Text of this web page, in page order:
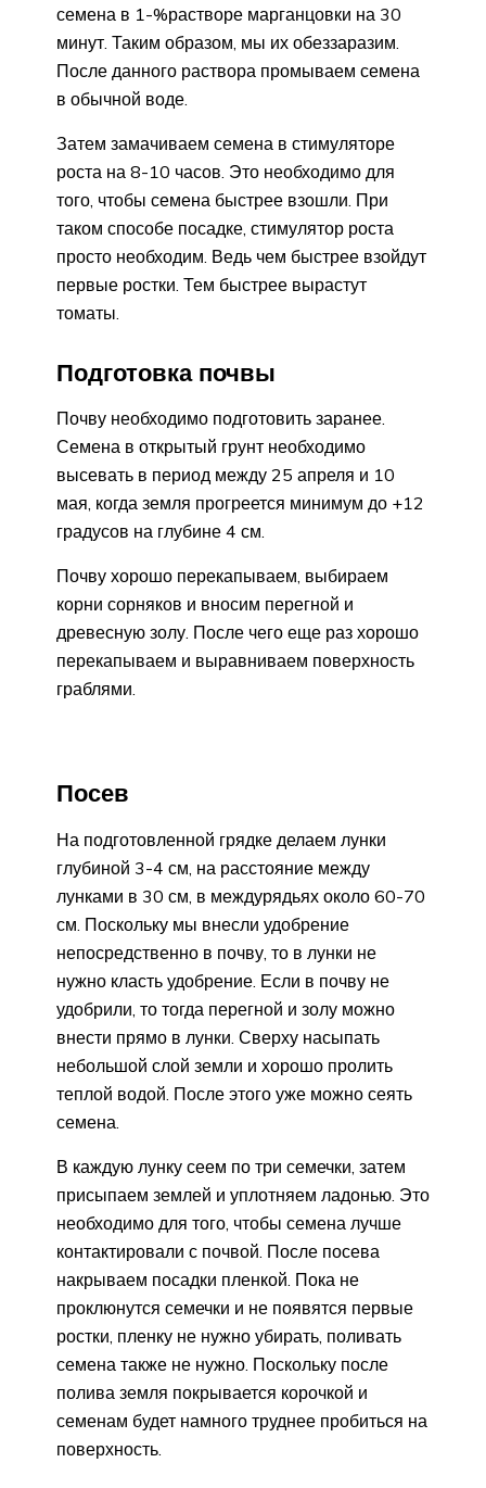
семена в 1-%растворе марганцовки на 30
минут. Таким образом, мы их обеззаразим.
После данного раствора промываем семена
в обычной воде.
Затем замачиваем семена в стимуляторе
роста на 8-10 часов. Это необходимо для
того, чтобы семена быстрее взошли. При
таком способе посадке, стимулятор роста
просто необходим. Ведь чем быстрее взойдут
первые ростки. Тем быстрее вырастут
томаты.
Подготовка почвы
Почву необходимо подготовить заранее.
Семена в открытый грунт необходимо
высевать в период между 25 апреля и 10
мая, когда земля прогреется минимум до +12
градусов на глубине 4 см.
Почву хорошо перекапываем, выбираем
корни сорняков и вносим перегной и
древесную золу. После чего еще раз хорошо
перекапываем и выравниваем поверхность
граблями.
Посев
На подготовленной грядке делаем лунки
глубиной 3-4 см, на расстояние между
лунками в 30 см, в междурядьях около 60-70
см. Поскольку мы внесли удобрение
непосредственно в почву, то в лунки не
нужно класть удобрение. Если в почву не
удобрили, то тогда перегной и золу можно
внести прямо в лунки. Сверху насыпать
небольшой слой земли и хорошо пролить
теплой водой. После этого уже можно сеять
семена.
В каждую лунку сеем по три семечки, затем
присыпаем землей и уплотняем ладонью. Это
необходимо для того, чтобы семена лучше
контактировали с почвой. После посева
накрываем посадки пленкой. Пока не
проклюнутся семечки и не появятся первые
ростки, пленку не нужно убирать, поливать
семена также не нужно. Поскольку после
полива земля покрывается корочкой и
семенам будет намного труднее пробиться на
поверхность.